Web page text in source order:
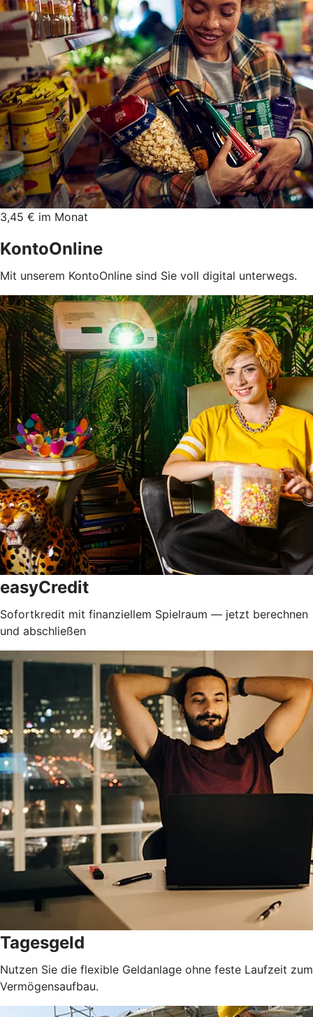
3,45 € im Monat
KontoOnline
Mit unserem KontoOnline sind Sie voll digital unterwegs.
easyCredit
Sofortkredit mit finanziellem Spielraum — jetzt berechnen
und abschließen
Tagesgeld
Nutzen Sie die flexible Geldanlage ohne feste Laufzeit zum
Vermögensaufbau.